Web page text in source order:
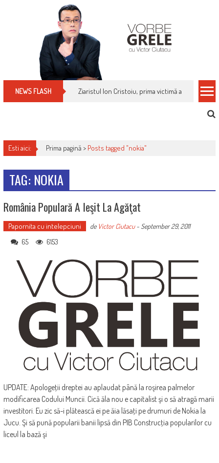
NEWS FLASH Ziaristul Ion Cristoiu, prima victimă a noi
Esti aici: Prima pagină > Posts tagged "nokia"
TAG: NOKIA
România Populară A Ieşit La Agăţat
Papornita cu intelepciuni de Victor Ciutacu- September 29, 2011
65 6153
UPDATE: Apologeţii dreptei au aplaudat până la roşirea palmelor
modificarea Codului Muncii. Cică ăla nou e capitalist şi o să atragă marii
investitori. Eu zic să-i plătească ei pe ăia lăsaţi pe drumuri de Nokia la
Jucu. Şi să pună popularii banii lipsă din PIB Construcţia popularilor cu
liceul la bază şi